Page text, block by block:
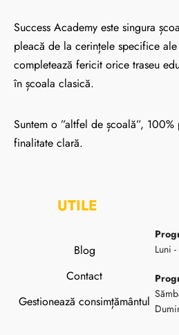
Success Academy este singura
pleacă de la cerințele specifice
completează fericit orice traseu
în școala clasică.
Suntem o ”altfel de școală”,
finalitate clară.
UTILE
Blog
Contact
Gestionează consimțământul
Luni